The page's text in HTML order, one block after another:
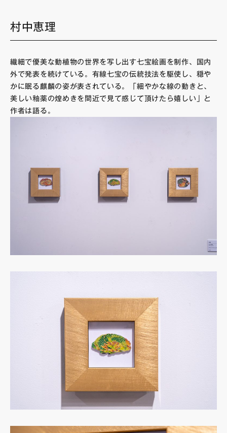
村中恵理
繊細で優美な動植物の世界を写し出す七宝絵画を制作、国内
外で発表を続けている。有線七宝の伝統技法を駆使し、穏や
かに眠る麒麟の姿が表されている。「細やかな線の動きと、
美しい釉薬の煌めきを間近で見て感じて頂けたら嬉しい」と
作者は語る。